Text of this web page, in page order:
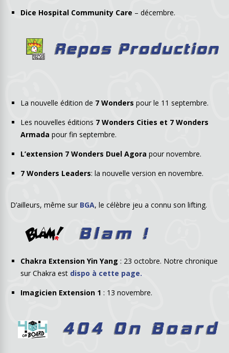
Dice Hospital Community Care – décembre.
La nouvelle édition de 7 Wonders pour le 11 septembre.
Les nouvelles éditions 7 Wonders Cities et 7 Wonders
Armada pour fin septembre.
L’extension 7 Wonders Duel Agora pour novembre.
7 Wonders Leaders: la nouvelle version en novembre.
D’ailleurs, même sur BGA, le célèbre jeu a connu son lifting.
Chakra Extension Yin Yang : 23 octobre. Notre chronique
sur Chakra est dispo à cette page.
Imagicien Extension 1 : 13 novembre.